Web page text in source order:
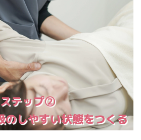
ステップ②
のしやすい状態をつくる